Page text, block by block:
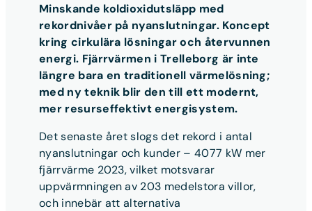
Minskande koldioxidutsläpp med
rekordnivåer på nyanslutningar. Koncept
kring cirkulära lösningar och återvunnen
energi. Fjärrvärmen i Trelleborg är inte
längre bara en traditionell värmelösning;
med ny teknik blir den till ett modernt,
mer resurseffektivt energisystem.
Det senaste året slogs det rekord i antal
nyanslutningar och kunder – 4077 kW mer
fjärrvärme 2023, vilket motsvarar
uppvärmningen av 203 medelstora villor,
och innebär att alternativa